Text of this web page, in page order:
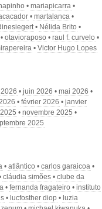
mariapicarra
martalanca
Nélida Brito
otavioraposo
raul f. curvelo
Victor Hugo Lopes
juin 2026
mai 2026
février 2026
janvier
novembre 2025
2025
atlântico
carlos garaicoa
cláudia simões
clube da
fernanda fragateiro
instituto
lucfosther diop
luzia